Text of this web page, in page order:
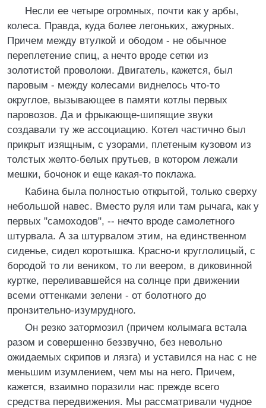
Несли ее четыре огромных, почти как у арбы,
колеса. Правда, куда более легоньких, ажурных.
Причем между втулкой и ободом - не обычное
переплетение спиц, а нечто вроде сетки из
золотистой проволоки. Двигатель, кажется, был
паровым - между колесами виднелось что-то
округлое, вызывающее в памяти котлы первых
паровозов. Да и фрыкающе-шипящие звуки
создавали ту же ассоциацию. Котел частично был
прикрыт изящным, с узорами, плетеным кузовом из
толстых желто-белых прутьев, в котором лежали
мешки, бочонок и еще какая-то поклажа.
Кабина была полностью открытой, только сверху
небольшой навес. Вместо руля или там рычага, как у
первых "самоходов", -- нечто вроде самолетного
штурвала. А за штурвалом этим, на единственном
сиденье, сидел коротышка. Красно-и круглолицый, с
бородой то ли веником, то ли веером, в диковинной
куртке, переливавшейся на солнце при движении
всеми оттенками зелени - от болотного до
пронзительно-изумрудного.
Он резко затормозил (причем колымага встала
разом и совершенно беззвучно, без невольно
ожидаемых скрипов и лязга) и уставился на нас с не
меньшим изумлением, чем мы на него. Причем,
кажется, взаимно поразили нас прежде всего
средства передвижения. Мы рассматривали чудное